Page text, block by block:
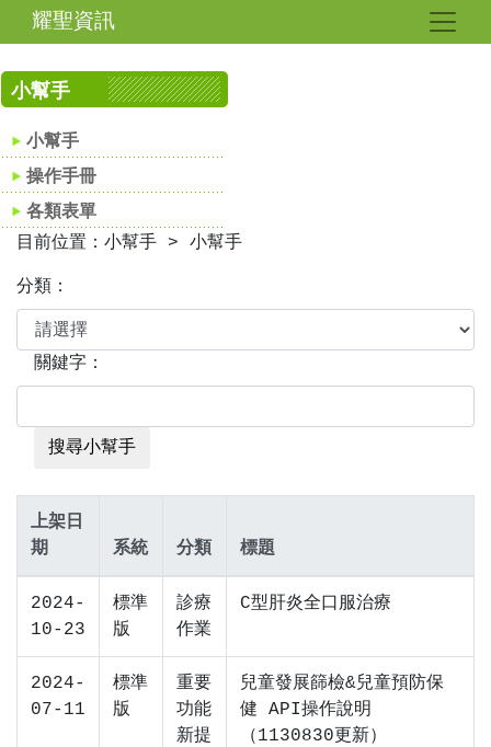
耀聖資訊
小幫手
小幫手
操作手冊
各類表單
目前位置：小幫手 > 小幫手
分類：
關鍵字：
上架日
期
系統 分類 標題
2024-
10-23
標準
版
診療
作業
C型肝炎全口服治療
2024-
07-11
標準
版
重要
功能
新提
兒童發展篩檢&兒童預防保
健 API操作說明
（1130830更新）